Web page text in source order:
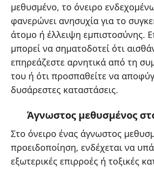
μεθυσμένο, το όνειρο
φανερώνει ανησυχία για το
άτομο ή έλλειψη εμπιστοσύνης.
μπορεί να σηματοδοτεί ότι
επηρεάζεστε αρνητικά από τη
του ή ότι προσπαθείτε να
δυσάρεστες καταστάσεις.
Άγνωστος μεθυσμένος
Στο όνειρο ένας άγνωστος
προειδοποίηση, ενδέχεται να
εξωτερικές επιρροές ή τοξικές